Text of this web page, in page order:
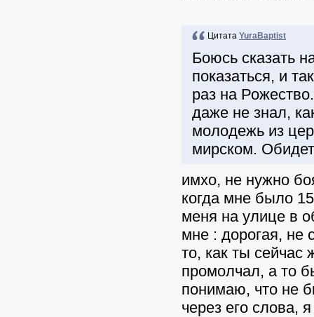
Цитата YuraBaptist
Боюсь сказать
показаться, и
раз на
даже не знал,
молодежь из
мирском.
имхо, не нужно
когда мне было
меня на улице в
мне : дорогая, не
то, как ты сейчас
промолчал, а то
понимаю, что не
через его слова,